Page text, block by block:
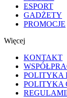
ESPORT
GADŻETY
PROMOCJE
Więcej
KONTAKT
POLITYKA
POLITYKA